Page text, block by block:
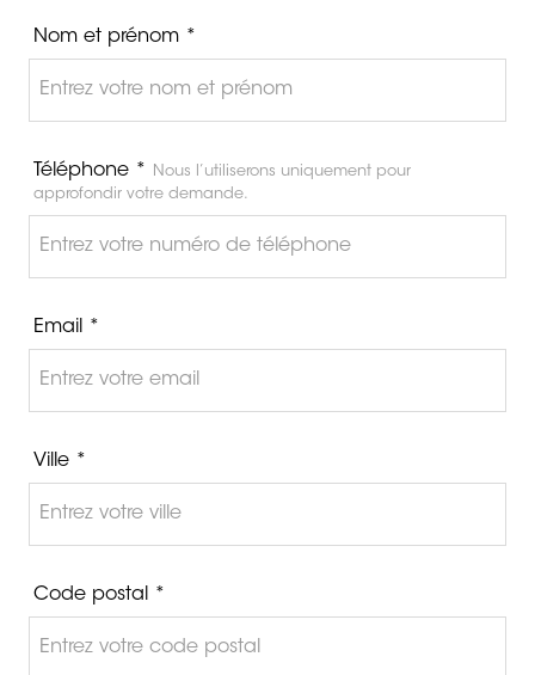
Nom et prénom *
Téléphone *
Nous l’utiliserons uniquement pour
approfondir votre demande.
Email *
Ville *
Code postal *